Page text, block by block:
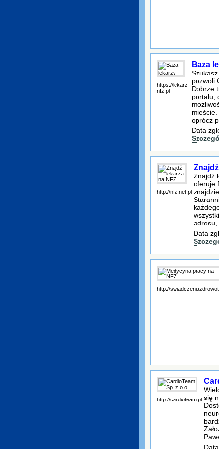
https://lekarz-
nfz.pl
Baza
pozwoli
Dobrze
portalu,
oprócz
Data
http://nfz.net.pl
Znajdź
oferuje
adresu,
Data
http://
http://cardioteam.pl się